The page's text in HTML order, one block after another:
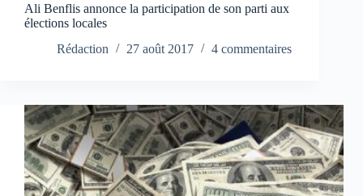
Ali Benflis annonce la participation de son parti aux
élections locales
Rédaction
27 août 2017 4 commentaires